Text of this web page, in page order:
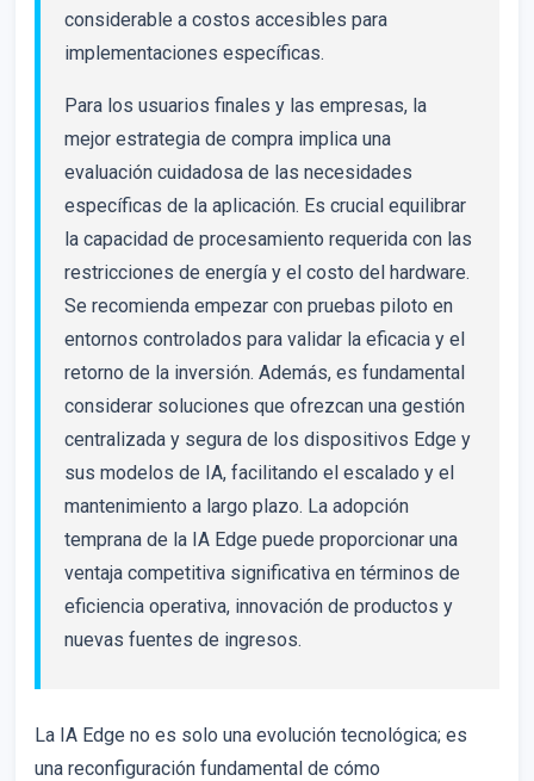
considerable a costos accesibles para
implementaciones específicas.
Para los usuarios finales y las empresas, la
mejor estrategia de compra implica una
evaluación cuidadosa de las necesidades
específicas de la aplicación. Es crucial equilibrar
la capacidad de procesamiento requerida con las
restricciones de energía y el costo del hardware.
Se recomienda empezar con pruebas piloto en
entornos controlados para validar la eficacia y el
retorno de la inversión. Además, es fundamental
considerar soluciones que ofrezcan una gestión
centralizada y segura de los dispositivos Edge y
sus modelos de IA, facilitando el escalado y el
mantenimiento a largo plazo. La adopción
temprana de la IA Edge puede proporcionar una
ventaja competitiva significativa en términos de
eficiencia operativa, innovación de productos y
nuevas fuentes de ingresos.
La IA Edge no es solo una evolución tecnológica; es
una reconfiguración fundamental de cómo